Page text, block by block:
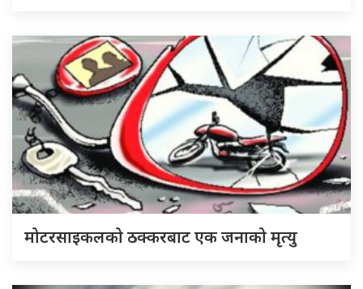
मोटरसाइकलको ठक्करबाट एक जनाको मृत्यु